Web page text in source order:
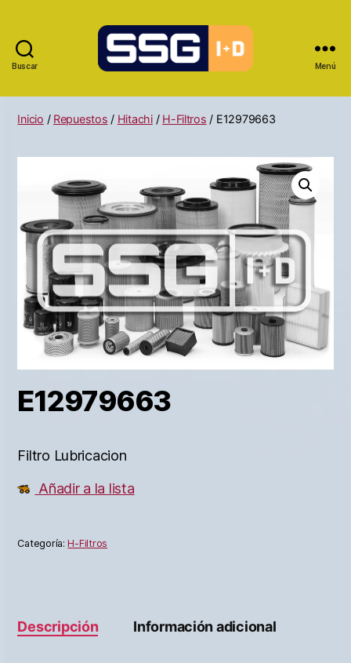
Buscar Menú
Inicio / Repuestos / Hitachi/ H-Filtros / E12979663
E12979663
Filtro Lubricacion
Añadir a la lista
Categoría:H-Filtros
Descripción Información adicional